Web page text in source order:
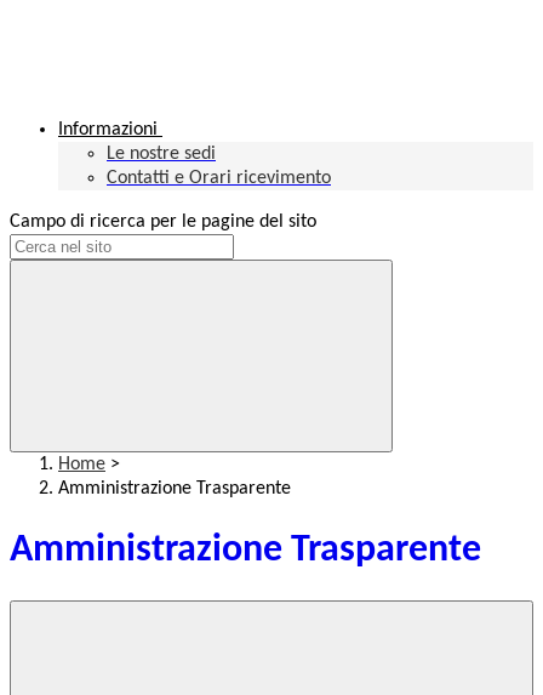
Informazioni
Le nostre sedi
Contatti e Orari ricevimento
Campo di ricerca per le pagine del sito
Home >
Amministrazione Trasparente
Amministrazione Trasparente